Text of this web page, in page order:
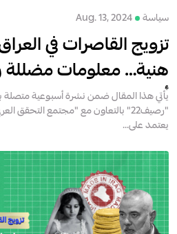
سياسة Aug. 13, 2024
تزويج القاصرات في
هنية… معلومات مضللة
أسبوع
يأتي هذا المقال ضمن نشرة أسبوعية متصلة
"رصيف22" بالتعاون مع "مجتمع
يعتمد على...